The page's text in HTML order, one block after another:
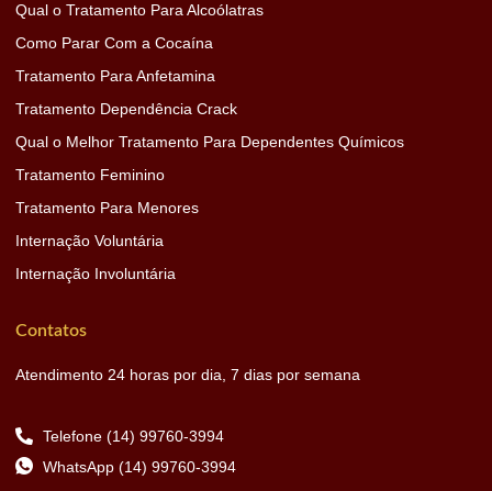
Qual o Tratamento Para Alcoólatras
Como Parar Com a Cocaína
Tratamento Para Anfetamina
Tratamento Dependência Crack
Qual o Melhor Tratamento Para Dependentes Químicos
Tratamento Feminino
Tratamento Para Menores
Internação Voluntária
Internação Involuntária
Contatos
Atendimento 24 horas por dia, 7 dias por semana
Telefone (14) 99760-3994
WhatsApp (14) 99760-3994